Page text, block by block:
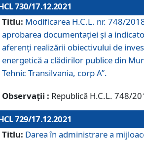
730/17.12.2021
Titlu: Modificarea H.C.L. nr. 748/
aprobarea documentației și a
aferenți realizării obiectivului de
energetică a clădirilor publice din
Tehnic Transilvania, corp A”.
Observații : Republică H.C.L. 748/
729/17.12.2021
Titlu: Darea în administrare a